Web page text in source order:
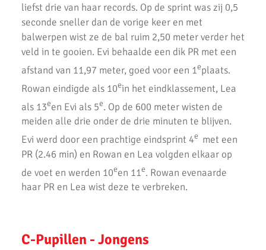
Tentenkamp 2018
Pinkstermeerkamp
2e Baancompetitie A-Junioren
Start Baancompetitie 2018
Regio Finale Cross Competitie
Cross AV Hilversum
Cross AC Waterland
Uitslagen 1e cross 2017/2018
liefst drie van haar records. Op de sprint was zij 0,5
seconde sneller dan de vorige keer en met
balwerpen wist ze de bal ruim 2,50 meter verder het
veld in te gooien. Evi behaalde een dik PR met een
afstand van 11,97 meter, goed voor een 1eplaats.
Rowan eindigde als 10ein het eindklassement, Lea
als 13een Evi als 5e. Op de 600 meter wisten de
meiden alle drie onder de drie minuten te blijven.
Evi werd door een prachtige eindsprint 4e met een
PR (2.46 min) en Rowan en Lea volgden elkaar op
de voet en werden 10een 11e. Rowan evenaarde
haar PR en Lea wist deze te verbreken.
C-Pupillen - Jongens